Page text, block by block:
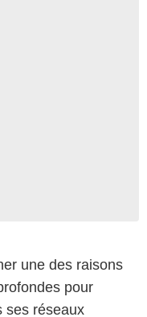
une des raisons
pour
ses réseaux